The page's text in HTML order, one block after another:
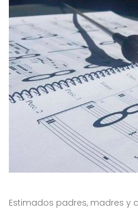
Estimados padres, madres y